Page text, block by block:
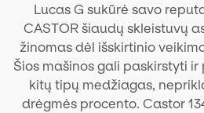
Lucas G sukūrė savo
CASTOR šiaudų skleistuvų
žinomas dėl išskirtinio
Šios mašinos gali paskirstyti ir
kitų tipų medžiagas,
drėgmės procento. Castor